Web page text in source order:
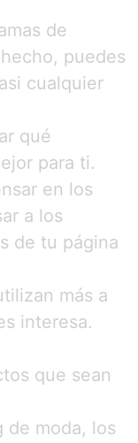
de
puedes
cualquier
qué
para ti.
en los
a los
de tu página
más a
interesa.
que sean
de moda, los